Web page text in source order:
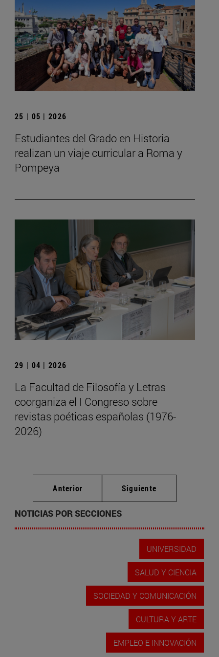
25 | 05 | 2026
Estudiantes del Grado en Historia
realizan un viaje curricular a Roma y
Pompeya
29 | 04 | 2026
La Facultad de Filosofía y Letras
coorganiza el I Congreso sobre
revistas poéticas españolas (1976-
2026)
Anterior Siguiente
NOTICIAS POR SECCIONES
UNIVERSIDAD
SALUD Y CIENCIA
SOCIEDAD Y COMUNICACIÓN
CULTURA Y ARTE
EMPLEO E INNOVACIÓN